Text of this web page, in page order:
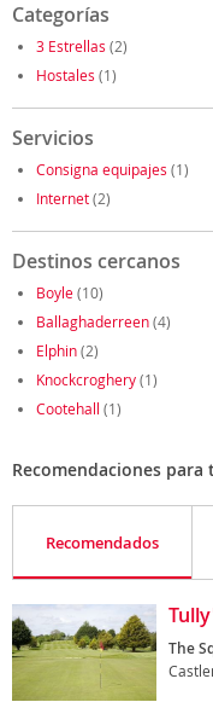
Categorías
3 Estrellas (2)
Hostales (1)
Servicios
Consigna equipajes (1)
Internet(2)
Destinos cercanos
Boyle(10)
Ballaghaderreen(4)
Elphin(2)
Knockcroghery(1)
Cootehall (1)
Recomendaciones para
Recomendados
The